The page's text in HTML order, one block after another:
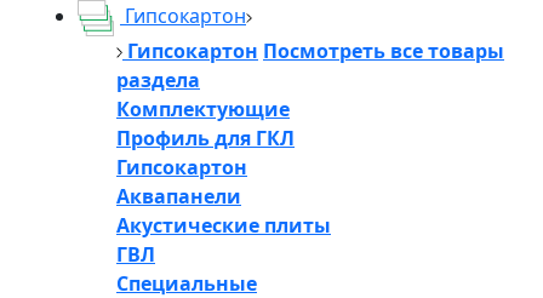
Гипсокартон
Гипсокартон Посмотреть все товары
раздела
Комплектующие
Профиль для ГКЛ
Гипсокартон
Аквапанели
Акустические плиты
ГВЛ
Специальные